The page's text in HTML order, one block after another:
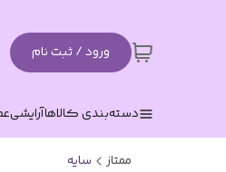
ورود / ثبت نام
دسته‌بندی کالاهاآرایشی
ممتاز سایه